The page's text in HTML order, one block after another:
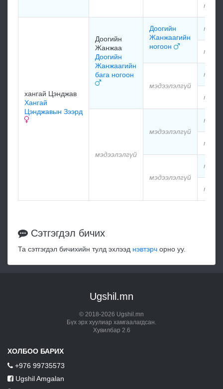
хангай Цэнджав
Хангай
Цэнджавын Зээрд
Доогийн
Жанжаа
Доогийн
Жанжаагийн
бага ногоон
Доогийн
Жанжаагийн
ногоон
мэдээлэлгүй
мэдээлэлгүй
мэдээлэлгүй
мэдээлэлгүй
Сэтгэгдэл бичих
Та сэтгэгдэл бичихийн тулд эхлээд нэвтэрч орно уу.
Ugshil.mn
© 2018-2026 Ugshil.mn
Бүх эрх хуулиар хамгаалагдсан.
Хувилбар 2.6
ХОЛБОО БАРИХ
+976 99735573
Ugshil Amgalan